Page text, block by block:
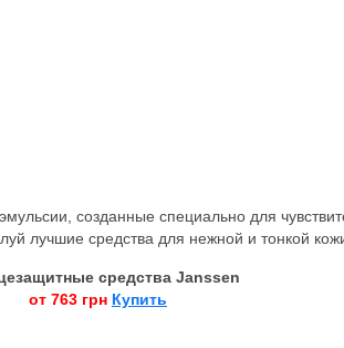
созданные специально для
лучшие средства для нежной и тонкой
средства Janssen
от 763 грн Купить